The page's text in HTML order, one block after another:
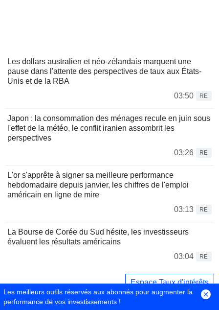
Les dollars australien et néo-zélandais marquent une
pause dans l'attente des perspectives de taux aux États-
Unis et de la RBA
03:50
RE
Japon : la consommation des ménages recule en juin sous
l'effet de la météo, le conflit iranien assombrit les
perspectives
03:26
RE
L'or s'apprête à signer sa meilleure performance
hebdomadaire depuis janvier, les chiffres de l'emploi
américain en ligne de mire
03:13
RE
La Bourse de Corée du Sud hésite, les investisseurs
évaluent les résultats américains
03:04
RE
Espace Taux d'intérêts
Les meilleurs outils réservés aux abonnés pour augmenter la
performance de vos investissements !